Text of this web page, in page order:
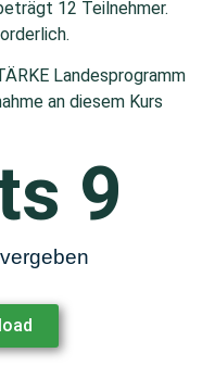
12 Teilnehmer.
Landesprogramm
an diesem Kurs
9